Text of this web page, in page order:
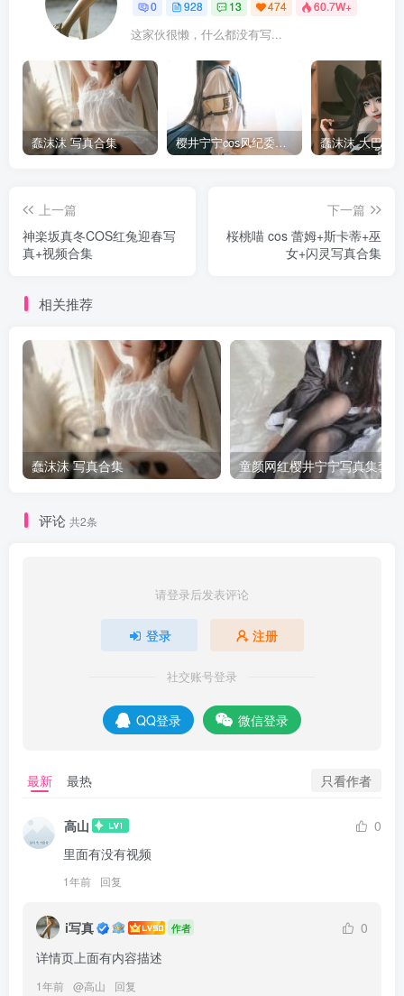
0 928 13 474 60.7W+
这家伙很懒，什么都没有写...
蠢沫沫 写真合集 樱井宁宁cos风纪委员写真套图
上一篇
神楽坂真冬COS红兔迎春写
真+视频合集
下一篇
桜桃喵 cos 蕾姆+斯卡蒂+巫
女+闪灵写真合集
相关推荐
蠢沫沫 写真合集 童颜网红樱井宁宁写真集套图
评论 共2条
请登录后发表评论
登录 注册
社交账号登录
QQ登录 微信登录
最新 最热 只看作者
高山
0
里面有没有视频
1年前 回复
i写真 作者
0
详情页上面有内容描述
1年前 @高山 回复